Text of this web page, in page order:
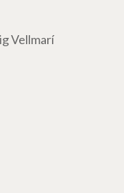
Vellmarí